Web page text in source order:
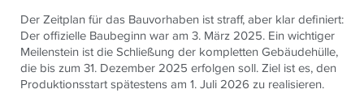
Der Zeitplan für das Bauvorhaben ist straff, aber klar definiert:
Der offizielle Baubeginn war am 3. März 2025. Ein wichtiger
Meilenstein ist die Schließung der kompletten Gebäudehülle,
die bis zum 31. Dezember 2025 erfolgen soll. Ziel ist es, den
Produktionsstart spätestens am 1. Juli 2026 zu realisieren.